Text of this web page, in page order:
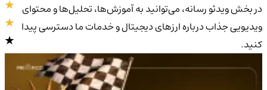
4.9/5
در بخش ویدئو رسانه، می‌توانید به آموزش‌ها، تحلیل‌ها و محتوای
ویدیویی جذاب درباره ارزهای دیجیتال و خدمات ما دسترسی پیدا
کنید.